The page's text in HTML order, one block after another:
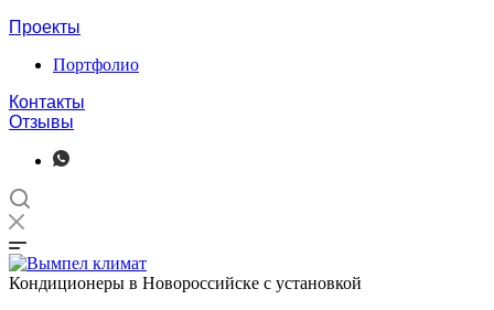
Проекты
Портфолио
Контакты
Отзывы
Кондиционеры в Новороссийске с установкой